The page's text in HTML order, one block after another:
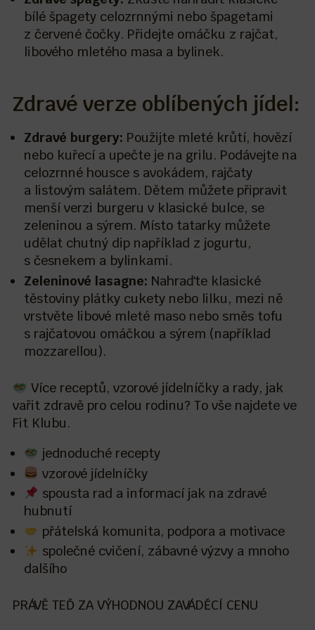
bílé špagety celozrnnými nebo špagetami
z červené čočky. Přidejte omáčku z rajčat,
libového mletého masa a bylinek.
Zdravé verze oblíbených jídel:
Zdravé burgery: Použijte mleté krůtí, hovězí
nebo kuřecí a upečte je na grilu. Podávejte na
celozrnné housce s avokádem, rajčaty
a listovým salátem. Dětem můžete připravit
menší verzi burgeru v klasické bulce, se
zeleninou a sýrem. Místo tatarky můžete
udělat chutný dip například z jogurtu,
s česnekem a bylinkami.
Zeleninové lasagne: Nahraďte klasické
těstoviny plátky cukety nebo lilku, mezi ně
vrstvěte libové mleté maso nebo směs tofu
s rajčatovou omáčkou a sýrem (například
mozzarellou).
Více receptů, vzorové jídelníčky a rady, jak
vařit zdravě pro celou rodinu? To vše najdete ve
Fit Klubu.
jednoduché recepty
vzorové jídelníčky
spousta rad a informací jak na zdravé
hubnutí
přátelská komunita, podpora a motivace
společné cvičení, zábavné výzvy a mnoho
dalšího
PRÁVĚ TEĎ ZA VÝHODNOU ZAVÁDĚCÍ CENU